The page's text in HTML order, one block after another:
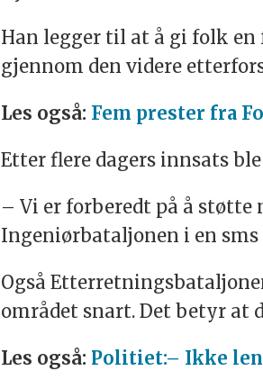
Han legger til at å gi folk
gjennom den videre
Les også:Fem prester fra
Etter flere dagers innsats
– Vi er forberedt på å
Ingeniørbataljonen i en
Også
området snart. Det betyr at
Les også: Politiet:– Ikke